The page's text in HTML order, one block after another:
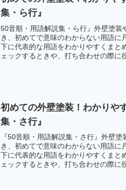
集・ら行』
50音順・用語解説集・ら行』外壁塗装
き、初めてで意味のわからない用語に
下に代表的な用語をわかりやすくまと
ェックするときや、打ち合わせの際に
初めての外壁塗装！わかりや
集・さ行』
『50音順・用語解説集・さ行』外壁
き、初めてで意味のわからない用語に
下に代表的な用語をわかりやすくまと
ェックするときや、打ち合わせの際に